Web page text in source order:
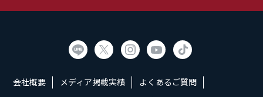
会社概要 メディア掲載実績 よくあるご質問